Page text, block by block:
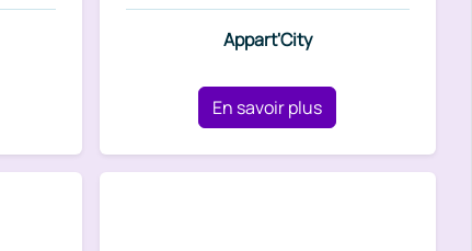
Appart'City
En savoir plus